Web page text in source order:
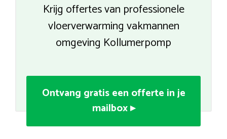
Krijg offertes van professionele
vloerverwarming vakmannen
omgeving Kollumerpomp
Ontvang gratis een offerte in je
mailbox ▸